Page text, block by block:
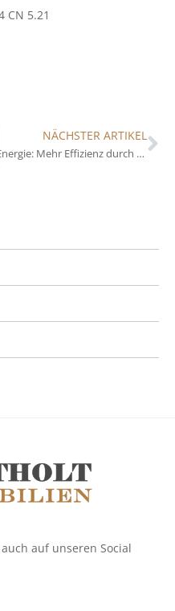
CN 5.21
NÄCHSTER ARTIKEL
Energie: Mehr Effizienz durch bivalenten Ofen?
auf unseren Social